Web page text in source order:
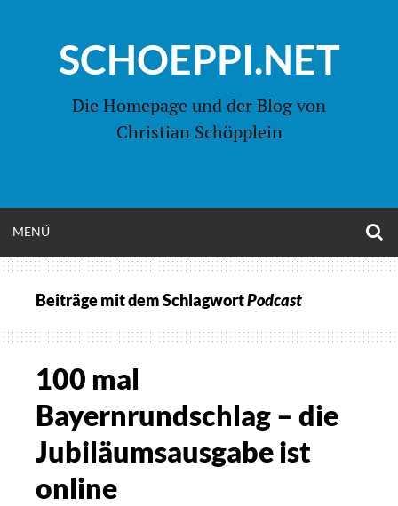
springenSCHOEPPI.NET
Die Homepage und der Blog von
Christian Schöpplein
MENÜ
Beiträge mit dem SchlagwortPodcast
100 mal
Bayernrundschlag – die
Jubiläumsausgabe ist
online